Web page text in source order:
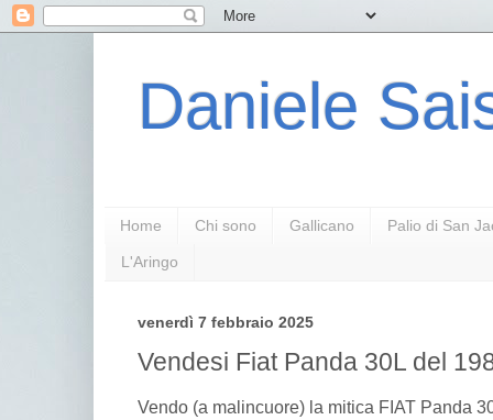
Daniele
Home Chi sono Gallicano Palio di San
L'Aringo
venerdì 7 febbraio 2025
Vendesi Fiat Panda 30L del
Vendo (a malincuore) la mitica FIAT Panda